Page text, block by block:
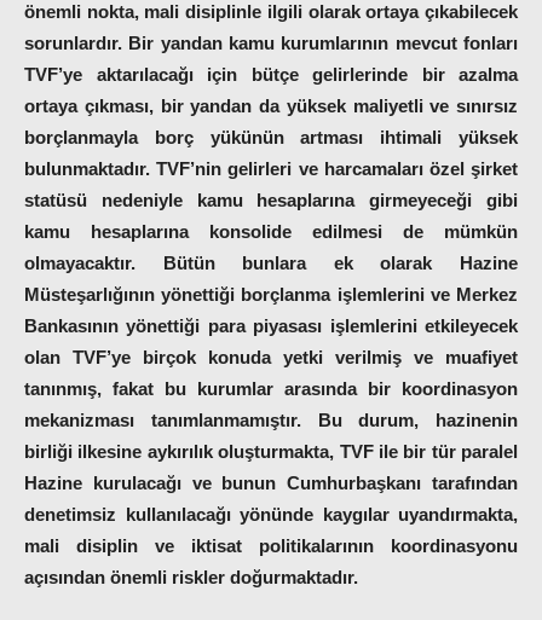
önemli nokta, mali disiplinle ilgili olarak ortaya çıkabilecek
sorunlardır. Bir yandan kamu kurumlarının mevcut fonları
TVF’ye aktarılacağı için bütçe gelirlerinde bir azalma
ortaya çıkması, bir yandan da yüksek maliyetli ve sınırsız
borçlanmayla borç yükünün artması ihtimali yüksek
bulunmaktadır. TVF’nin gelirleri ve harcamaları özel şirket
statüsü nedeniyle kamu hesaplarına girmeyeceği gibi
kamu hesaplarına konsolide edilmesi de mümkün
olmayacaktır. Bütün bunlara ek olarak Hazine
Müsteşarlığının yönettiği borçlanma işlemlerini ve Merkez
Bankasının yönettiği para piyasası işlemlerini etkileyecek
olan TVF’ye birçok konuda yetki verilmiş ve muafiyet
tanınmış, fakat bu kurumlar arasında bir koordinasyon
mekanizması tanımlanmamıştır. Bu durum, hazinenin
birliği ilkesine aykırılık oluşturmakta, TVF ile bir tür paralel
Hazine kurulacağı ve bunun Cumhurbaşkanı tarafından
denetimsiz kullanılacağı yönünde kaygılar uyandırmakta,
mali disiplin ve iktisat politikalarının koordinasyonu
açısından önemli riskler doğurmaktadır.